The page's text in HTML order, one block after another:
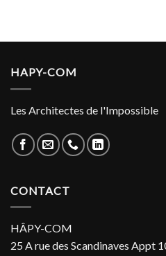
HAPY-COM
Les Architectes de l'Impossible
CONTACT
HÂPY-COM
25 A rue des Scandinaves Appt